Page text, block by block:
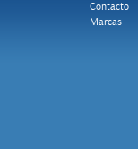
Contacto
Marcas